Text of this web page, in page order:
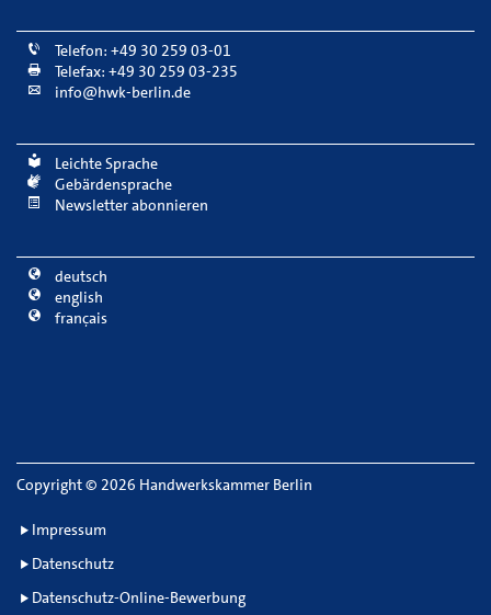
Telefon: +49 30 259 03-01
Telefax: +49 30 259 03-235
info@hwk-berlin.de
Leichte Sprache
Gebärdensprache
Newsletter abonnieren
deutsch
english
français
Copyright© 2026 Handwerkskammer Berlin
Impressum
Datenschutz
Datenschutz-Online-Bewerbung